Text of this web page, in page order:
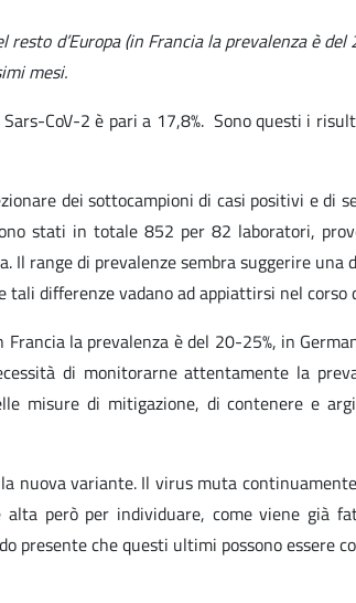
d’Europa (in Francia la prevalenza è
mesi.
CoV-2 è pari a 17,8%. Sono questi i
dei sottocampioni di casi positivi e di
stati in totale 852 per 82 laboratori,
range di prevalenze sembra suggerire
differenze vadano ad appiattirsi nel corso
la prevalenza è del 20-25%, in
di monitorarne attentamente la
misure di mitigazione, di contenere e
nuova variante. Il virus muta
però per individuare, come viene già
che questi ultimi possono essere